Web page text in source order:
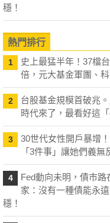
穩！
熱門排行
1
史上最猛半年！37檔
倍，元大基金軍團、
2
台股基金規模首破兆
時代來了，最看好這「
3
30世代女性開戶暴增
「3件事」讓她們義無
4
Fed動向未明，債市路
家：沒有一種債能永
穩！